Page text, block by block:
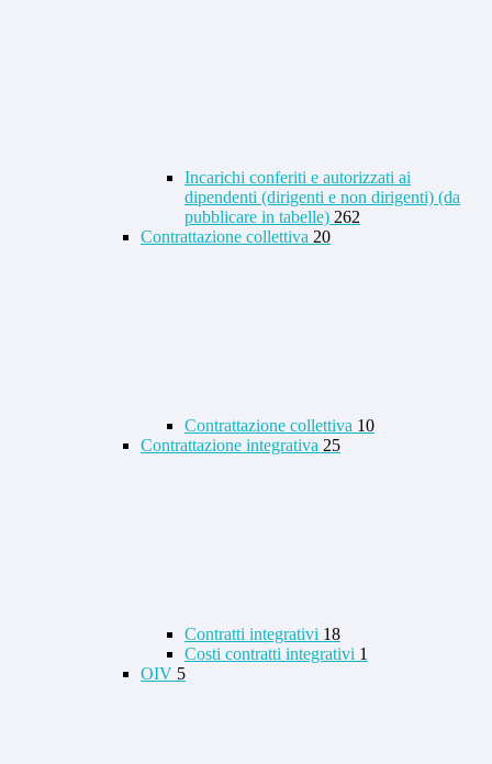
Incarichi conferiti e autorizzati ai
dipendenti (dirigenti e non dirigenti) (da
pubblicare in tabelle) 262
Contrattazione collettiva 20
Contrattazione collettiva 10
Contrattazione integrativa 25
Contratti integrativi 18
Costi contratti integrativi 1
OIV 5